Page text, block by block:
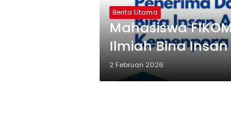
Berita Utama
Mahasiswa
Ilmiah Bina
2 Februari 2026